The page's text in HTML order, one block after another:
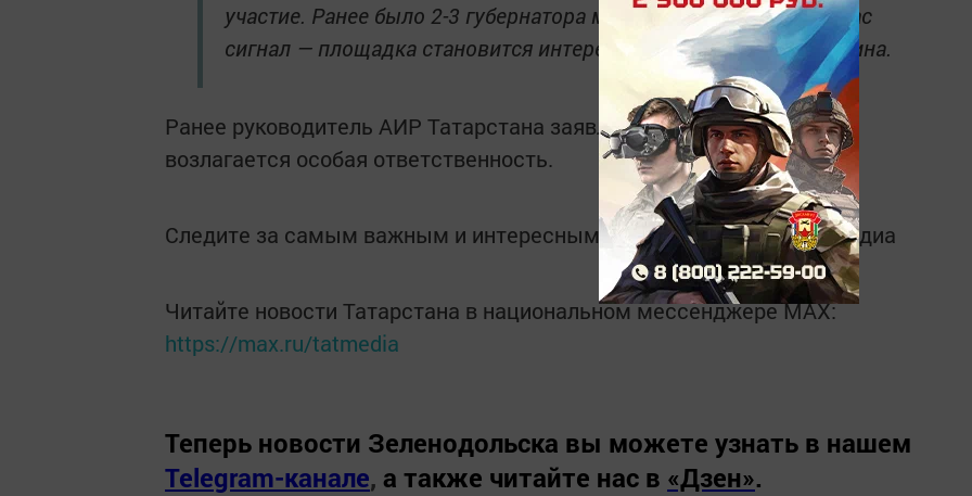
участие. Ранее было 2-3 губернатора максимум. Это тоже для нас
сигнал — площадка становится интереснее», — делится Минуллина.
Ранее руководитель АИР Татарстана заявляла, что на KazanForum
возлагается особая ответственность.
Следите за самым важным и интересным вTelegram-каналеТатмедиа
Читайте новости Татарстана в национальном мессенджере MАХ:
https://max.ru/tatmedia
Теперь новости Зеленодольска вы можете узнать в нашем
Telegram-канале, а также читайте нас в «Дзен».